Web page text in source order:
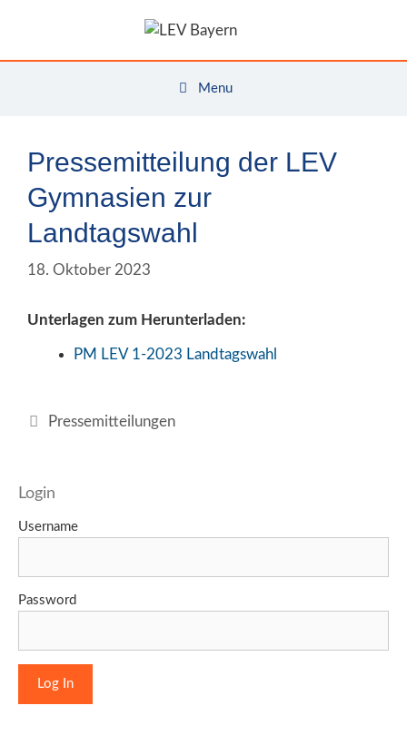
Menu
Pressemitteilung der LEV
Gymnasien zur
Landtagswahl
18. Oktober 2023
Unterlagen zum Herunterladen:
PM LEV 1-2023 Landtagswahl
Kategorien
Pressemitteilungen
Login
Username
Password